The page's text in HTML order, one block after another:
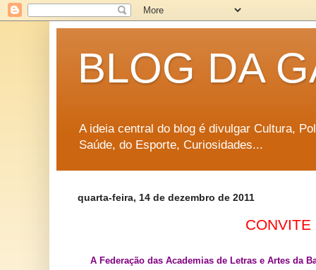
BLOG DA
A ideia central do blog é divulgar Cultura,
Saúde, do Esporte, Curiosidades...
quarta-feira, 14 de dezembro de 2011
CONVITE
A Federação das Academias de Letras e Artes da